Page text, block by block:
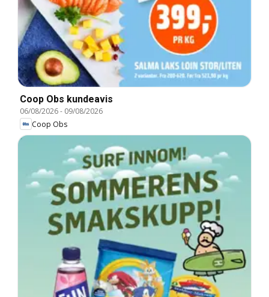
Coop Obs kundeavis
06/08/2026- 09/08/2026
Coop Obs